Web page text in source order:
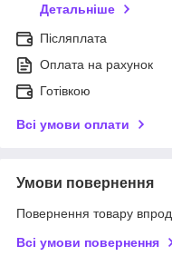
Детальніше
Післяплата
Оплата на рахунок
Готівкою
Всі умови оплати
Умови повернення
Повернення товару
Всі умови повернення